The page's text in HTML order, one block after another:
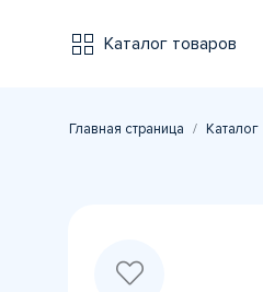
Каталог товаров
Главная страница Каталог